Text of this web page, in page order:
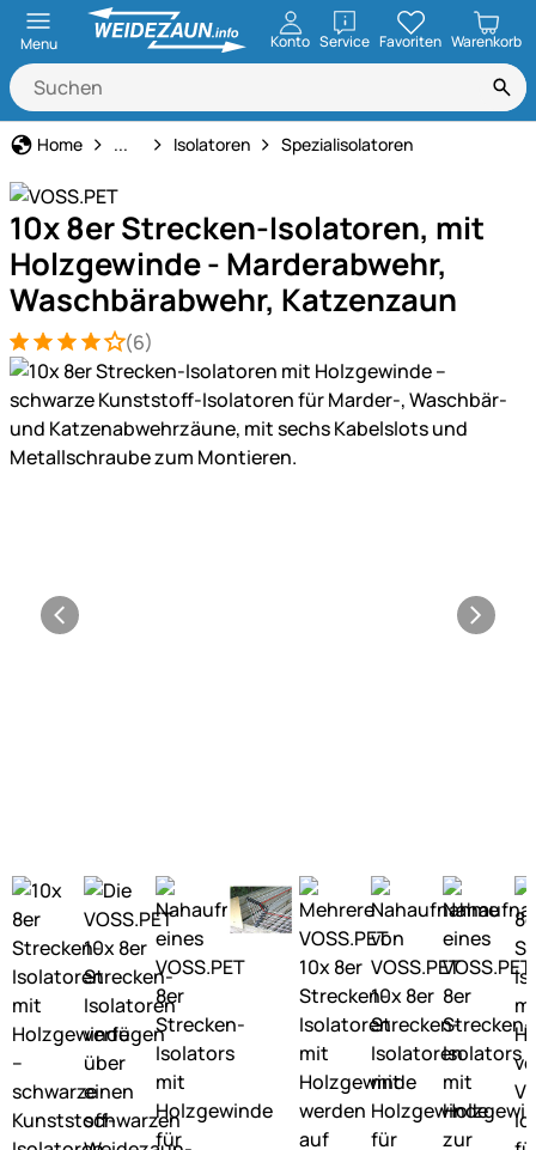
Menu Konto ServiceöffnenFavoriten Warenkorb
Home Weidezaun
... Isolatoren Spezialisolatoren
10x 8er Strecken-Isolatoren, mit
Holzgewinde - Marderabwehr,
Waschbärabwehr, Katzenzaun
Bewertung: 4 von 5 (6 Bewertungen)
6 Bewertungen
(6)
Produktgalerie